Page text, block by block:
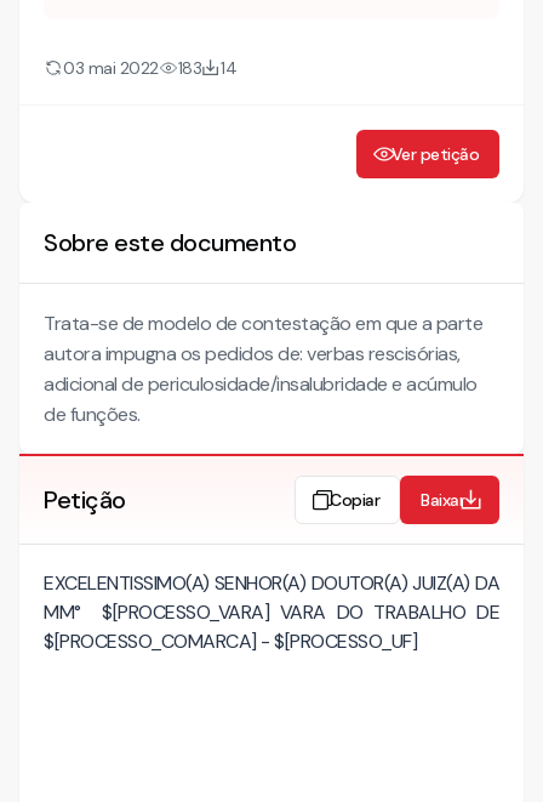
03 mai 2022 183 14
Ver petição
Sobre este documento
Trata-se de modelo de contestação em que a parte
autora impugna os pedidos de: verbas rescisórias,
adicional de periculosidade/insalubridade e acúmulo
de funções.
Petição Copiar Baixar
EXCELENTISSIMO(A) SENHOR(A) DOUTOR(A) JUIZ(A) DA
MM° $[PROCESSO_VARA] VARA DO TRABALHO DE
$[PROCESSO_COMARCA] - $[PROCESSO_UF]